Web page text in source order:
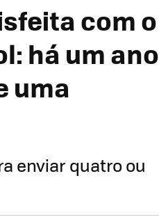
com o
há um ano
uma
enviar quatro ou